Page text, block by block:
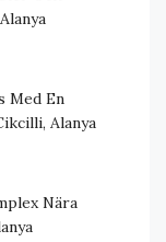
Med En
Alanya
Nära